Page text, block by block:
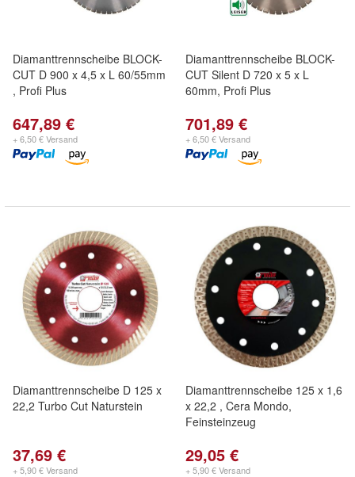
Diamanttrennscheibe BLOCK-
CUT D 900 x 4,5 x L 60/55mm
, Profi Plus
647,89 €
+ 6,50 € Versand
Diamanttrennscheibe BLOCK-
CUT Silent D 720 x 5 x L
60mm, Profi Plus
701,89 €
+ 6,50 € Versand
Diamanttrennscheibe D 125 x
22,2 Turbo Cut Naturstein
37,69 €
+ 5,90 € Versand
Diamanttrennscheibe 125 x 1,6
x 22,2 , Cera Mondo,
Feinsteinzeug
29,05 €
+ 5,90 € Versand